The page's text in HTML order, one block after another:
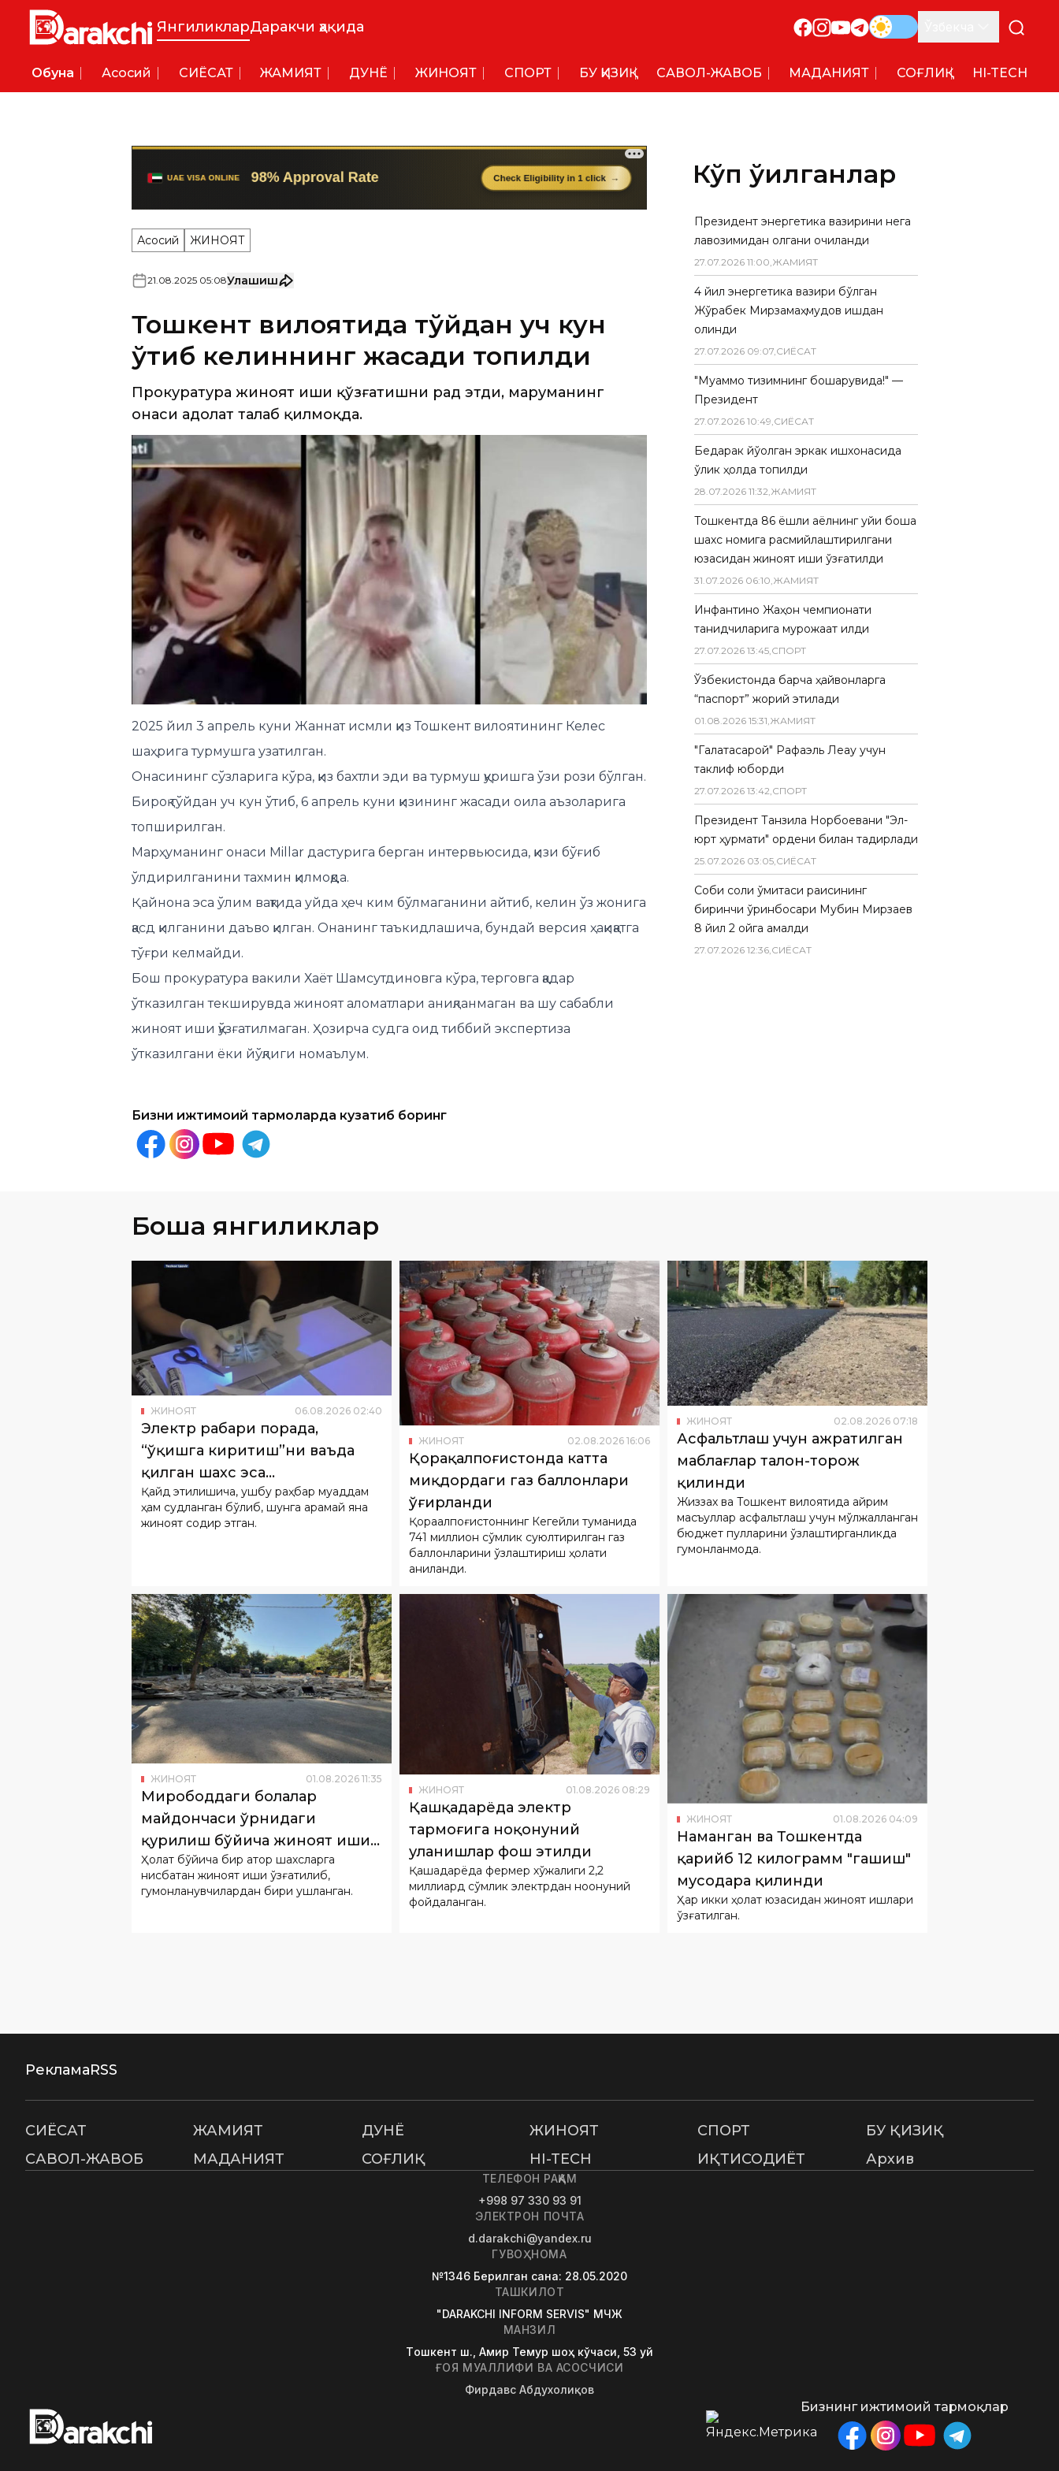
ЯнгиликларДаракчи ҳақида
Обуна Асосий СИËСАТ ЖАМИЯТ ДУНË ЖИНОЯТ СПОРТ БУ ҚИЗИҚ САВОЛ-ЖАВОБ МАДАНИЯТ СОҒЛИҚ HI-TECH
Асосий ЖИНОЯТ
21 08 2025 05:08Улашиш
Тошкент вилоятида тўйдан уч кун
ўтиб келиннинг жасади топилди
Прокуратура жиноят иши қўзғатишни рад этди, марҳуманинг
онаси адолат талаб қилмоқда.
2025 йил 3 апрель куни Жаннат исмли қиз Тошкент вилоятининг Келес
шаҳрига турмушга узатилган.
Онасининг сўзларига кўра, қиз бахтли эди ва турмуш қуришга ўзи рози бўлган.
Бироқ тўйдан уч кун ўтиб, 6 апрель куни қизининг жасади оила аъзоларига
топширилган.
Марҳуманинг онаси Millar дастурига берган интервьюсида, қизи бўғиб
ўлдирилганини тахмин қилмоқда.
Қайнона эса ўлим вақтида уйда ҳеч ким бўлмаганини айтиб, келин ўз жонига
қасд қилганини даъво қилган. Онанинг таъкидлашича, бундай версия ҳақиқатга
тўғри келмайди.
Бош прокуратура вакили Хаёт Шамсутдиновга кўра, терговга қадар
ўтказилган текширувда жиноят аломатлари аниқланмаган ва шу сабабли
жиноят иши қўзғатилмаган. Ҳозирча судга оид тиббий экспертиза
ўтказилгани ёки йўқлиги номаълум.
Бизни ижтимоий тармоқларда кузатиб боринг
Кўп ўқилганлар
Президент энергетика вазирини нега
лавозимидан олгани очиқланди
27.07.2026 11:00,ЖАМИЯТ
4 йил энергетика вазири бўлган
Жўрабек Мирзамаҳмудов ишдан
олинди
27.07.2026 09:07,СИËСАТ
"Муаммо тизимнинг бошқарувида!" —
Президент
27.07.2026 10:49,СИËСАТ
Бедарак йўқолган эркак ишхонасида
ўлик ҳолда топилди
28.07.2026 11:32,ЖАМИЯТ
Тошкентда 86 ёшли аёлнинг уйи бошқа
шахс номига расмийлаштирилгани
юзасидан жиноят иши қўзғатилди
31.07.2026 06:10,ЖАМИЯТ
Инфантино Жаҳон чемпионати
танқидчиларига мурожаат қилди
27.07.2026 13:45,СПОРТ
Ўзбекистонда барча ҳайвонларга
“паспорт” жорий этилади
01.08.2026 15:31,ЖАМИЯТ
"Галатасарой" Рафаэль Леау учун
таклиф юборди
27.07.2026 13:42,СПОРТ
Президент Танзила Норбоевани "Эл-
юрт ҳурмати" ордени билан тақдирлади
25.07.2026 03:05,СИËСАТ
Собиқ солиқ қўмитаси раисининг
биринчи ўринбосари Мубин Мирзаев
8 йил 2 ойга қамалди
27.07.2026 12:36,СИËСАТ
Бошқа янгиликлар
ЖИНОЯТ 06.08.2026 02:40
Электр раҳбари порада,
“ўқишга киритиш”ни ваъда
қилган шахс эса
фирибгарликда ушланди
Қайд этилишича, ушбу раҳбар муқаддам
ҳам судланган бўлиб, шунга қарамай яна
жиноят содир этган.
ЖИНОЯТ 02.08.2026 16:06
Қорақалпоғистонда катта
миқдордаги газ баллонлари
ўғирланди
Қорақалпоғистоннинг Кегейли туманида
741 миллион сўмлик суюлтирилган газ
баллонларини ўзлаштириш ҳолати
аниқланди.
ЖИНОЯТ 02.08.2026 07:18
Асфальтлаш учун ажратилган
маблағлар талон-торож
қилинди
Жиззах ва Тошкент вилоятида айрим
масъуллар асфальтлаш учун мўлжалланган
бюджет пулларини ўзлаштирганликда
гумонланмоқда.
ЖИНОЯТ 01.08.2026 11:35
Мирободдаги болалар
майдончаси ўрнидаги
қурилиш бўйича жиноят иши
очилди
Ҳолат бўйича бир қатор шахсларга
нисбатан жиноят иши қўзғатилиб,
гумонланувчилардан бири ушланган.
ЖИНОЯТ 01.08.2026 08:29
Қашқадарёда электр
тармоғига ноқонуний
уланишлар фош этилди
Қашқадарёда фермер хўжалиги 2,2
миллиард сўмлик электрдан ноқонуний
фойдаланган.
ЖИНОЯТ 01.08.2026 04:09
Наманган ва Тошкентда
қарийб 12 килограмм "гашиш"
мусодара қилинди
Ҳар икки ҳолат юзасидан жиноят ишлари
қўзғатилган.
РекламаRSS
СИËСАТ ЖАМИЯТ ДУНË ЖИНОЯТ СПОРТ
БУ ҚИЗИҚ
САВОЛ-ЖАВОБ
МАДАНИЯТ СОҒЛИҚ HI-TECH ИҚТИСОДИЁТ Архив
ТЕЛЕФОН РАҚАМ
+998 97 330 93 91
ЭЛЕКТРОН ПОЧТА
d.darakchi@yandex.ru
ГУВОҲНОМА
№1346 Берилган сана: 28.05.2020
ТАШКИЛОТ
"DARAKCHI INFORM SERVIS" МЧЖ
МАНЗИЛ
Tошкент ш., Амир Темур шоҳ кўчаси, 53 уй
ҒОЯ МУАЛЛИФИ ВА АСОСЧИСИ
Фирдавс Абдухолиқов
Бизнинг ижтимоий тармоқлар